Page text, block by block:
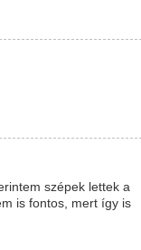
szépek lettek a
is fontos, mert így is